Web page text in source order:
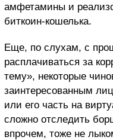
амфетамины и
биткоин-кошелька.
Еще, по слухам, с
расплачиваться за
тему», некоторые
заинтересованным
или его часть на
сложно отследить
впрочем, тоже не